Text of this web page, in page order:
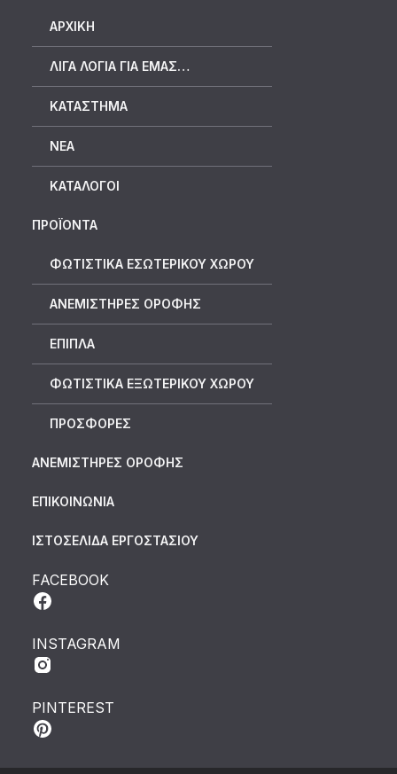
ΑΡΧΙΚΉ
ΛΊΓΑ ΛΌΓΙΑ ΓΙΑ ΕΜΆΣ…
ΚΑΤΆΣΤΗΜΑ
ΝΈΑ
ΚΑΤΆΛΟΓΟΙ
ΠΡΟΪΟΝΤΑ
ΦΩΤΙΣΤΙΚΑ ΕΣΩΤΕΡΙΚΟΥ ΧΩΡΟΥ
ΑΝΕΜΙΣΤΗΡΕΣ ΟΡΟΦΗΣ
ΕΠΙΠΛΑ
ΦΩΤΙΣΤΙΚΑ ΕΞΩΤΕΡΙΚΟΥ ΧΩΡΟΥ
ΠΡΟΣΦΟΡΕΣ
ΑΝΕΜΙΣΤΗΡΕΣ ΟΡΟΦΗΣ
ΕΠΙΚΟΙΝΩΝΙΑ
ΙΣΤΟΣΕΛΙΔΑ ΕΡΓΟΣΤΑΣΙΟΥ
FACEBOOK
INSTAGRAM
PINTEREST